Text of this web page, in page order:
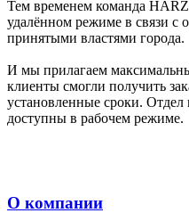
Тем временем команда
удалённом режиме в связи с
принятыми властями города.
И мы прилагаем
клиенты смогли получить
установленные сроки.
доступны в рабочем режиме.
О компании